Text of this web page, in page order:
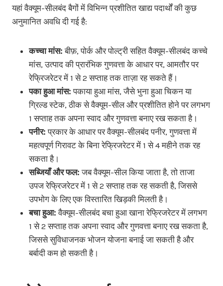
यहां वैक्यूम-सीलबंद बैगों में विभिन्न प्रशीतित खाद्य पदार्थों की कुछ
अनुमानित अवधि दी गई है:
कच्चा मांस: बीफ़, पोर्क और पोल्ट्री सहित वैक्यूम-सीलबंद कच्चे
मांस, उत्पाद की प्रारंभिक गुणवत्ता के आधार पर, आमतौर पर
रेफ्रिजरेटर में 1 से 2 सप्ताह तक ताज़ा रह सकते हैं।
पका हुआ मांस: पकाया हुआ मांस, जैसे भुना हुआ चिकन या
ग्रिल्ड स्टेक, ठीक से वैक्यूम-सील और प्रशीतित होने पर लगभग
1 सप्ताह तक अपना स्वाद और गुणवत्ता बनाए रख सकता है।
पनीर: प्रकार के आधार पर वैक्यूम-सीलबंद पनीर, गुणवत्ता में
महत्वपूर्ण गिरावट के बिना रेफ्रिजरेटर में 1 से 4 महीने तक रह
सकता है।
सब्जियाँ और फल: जब वैक्यूम-सील किया जाता है, तो ताजा
उपज रेफ्रिजरेटर में 1 से 2 सप्ताह तक रह सकती है, जिससे
उपभोग के लिए एक विस्तारित खिड़की मिलती है।
बचा हुआ: वैक्यूम-सीलबंद बचा हुआ खाना रेफ्रिजरेटर में लगभग
1 से 2 सप्ताह तक अपना स्वाद और गुणवत्ता बनाए रख सकता है,
जिससे सुविधाजनक भोजन योजना बनाई जा सकती है और
बर्बादी कम हो सकती है।